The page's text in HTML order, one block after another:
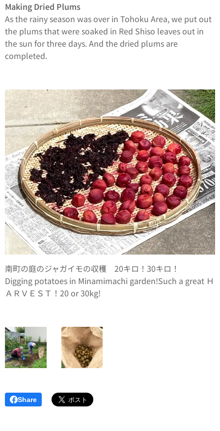
Making Dried Plums
As the rainy season was over in Tohoku Area, we put out
the plums that were soaked in Red Shiso leaves out in
the sun for three days. And the dried plums are
completed.
南町の庭のジャガイモの収穫 20キロ！30キロ！
Digging potatoes in Minamimachi garden!Such a great Ｈ
ＡＲＶＥＳＴ！20 or 30kg!
Share